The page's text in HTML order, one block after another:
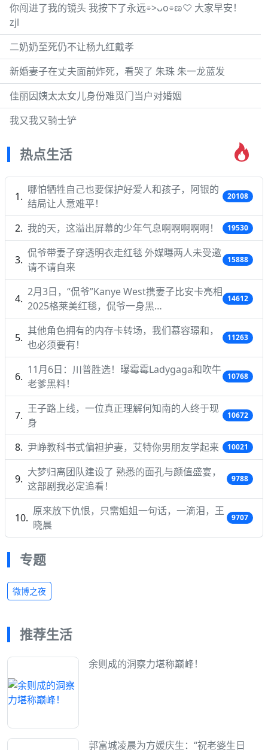
你闯进了我的镜头 我按下了永远⌯>ᴗo⌯ಣ♡ 大家早安！
zjl
二奶奶至死仍不让杨九红戴孝
新婚妻子在丈夫面前炸死，看哭了 朱珠 朱一龙蓝发
佳丽因姨太太女儿身份难觅门当户对婚姻
我又我又骑士铲
热点生活
哪怕牺牲自己也要保护好爱人和孩子，阿银的
结局让人意难平！
20108
我的天，这溢出屏幕的少年气息啊啊啊啊啊！ 19530
侃爷带妻子穿透明衣走红毯 外媒曝两人未受邀
请不请自来
15888
2月3日，“侃爷”Kanye West携妻子比安卡亮相
2025格莱美红毯，侃爷一身黑…
14612
其他角色拥有的内存卡转场，我们慕容璟和，
也必须要有！
11263
11月6日：川普胜选！曝霉霉Ladygaga和吹牛
老爹黑料！
10768
王子路上线，一位真正理解何知南的人终于现
身
10672
尹峥教科书式偏袒护妻，艾特你男朋友学起来 10021
大梦归离团队建设了 熟悉的面孔与颜值盛宴，
这部剧我必定追看！
9788
原来放下仇恨，只需姐姐一句话，一滴泪，王
晓晨
9707
专题
微博之夜
推荐生活
余则成的洞察力堪称巅峰！
郭富城凌晨为方媛庆生：“祝老婆生日